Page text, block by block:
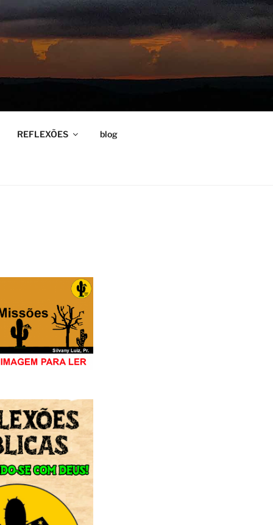
REFLEXÕES blog